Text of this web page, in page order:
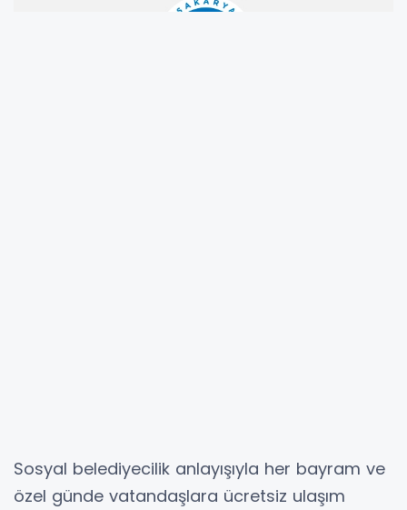
Sosyal belediyecilik anlayışıyla her bayram ve
özel günde vatandaşlara ücretsiz ulaşım